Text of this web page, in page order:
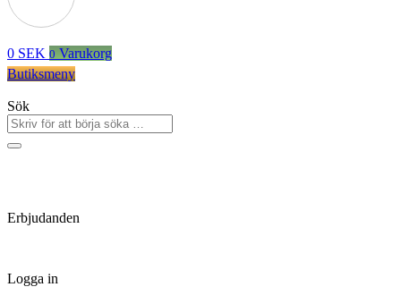
0 SEK 0 Varukorg
Butiksmeny
Sök
Erbjudanden
Logga in